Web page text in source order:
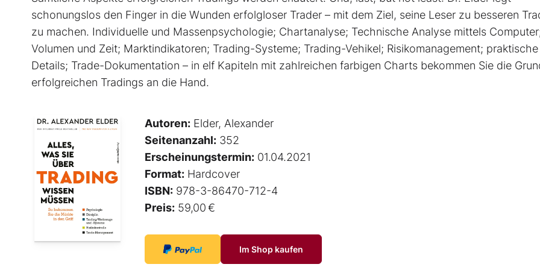
schonungslos den Finger in die Wunden erfolgloser Trader – mit dem Ziel, seine Leser zu besseren
zu machen. Individuelle und Massenpsychologie; Chartanalyse; Technische Analyse mittels
Volumen und Zeit; Marktindikatoren; Trading-Systeme; Trading-Vehikel; Risikomanagement; praktische
Details; Trade-Dokumentation – in elf Kapiteln mit zahlreichen farbigen Charts bekommen Sie die
erfolgreichen Tradings an die Hand.
Autoren: Elder, Alexander
Seitenanzahl: 352
Erscheinungstermin: 01.04.2021
Format: Hardcover
ISBN: 978-3-86470-712-4
Preis: 59,00 €
Im Shop kaufen